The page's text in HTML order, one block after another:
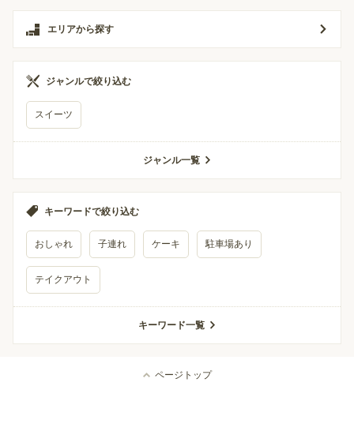
エリアから探す
ジャンルで絞り込む
スイーツ
ジャンル一覧
キーワードで絞り込む
おしゃれ 子連れ ケーキ 駐車場あり
テイクアウト
キーワード一覧
ページトップ